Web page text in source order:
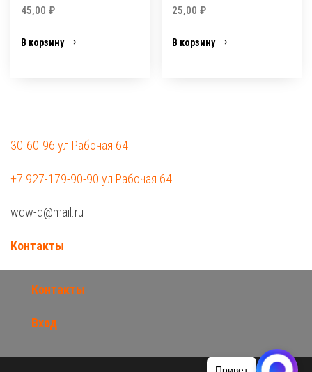
45,00 ₽
В корзину
25,00₽
В корзину
30-60-96 ул.Рабочая 64
+7 927-179-90-90 ул.Рабочая 64
wdw-d@mail.ru
Контакты
Контакты
Вход